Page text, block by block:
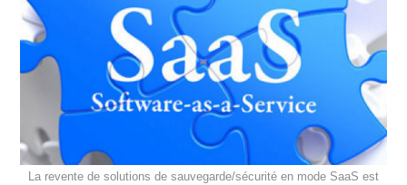
La revente de solutions de sauvegarde/sécurité en mode SaaS est